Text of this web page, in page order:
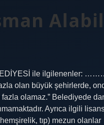
ile ilgilenenler:
olan büyük şehirlerde,
olamaz.” Belediyede
Ayrıca ilgili
tıp) mezun olanlar